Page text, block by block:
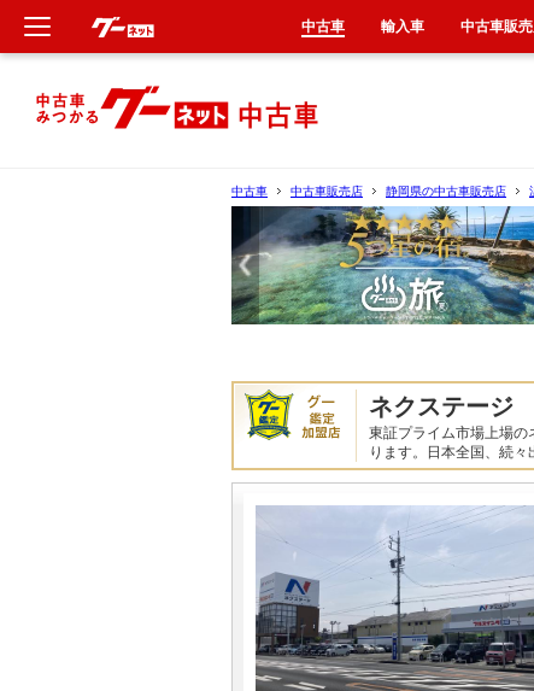
中古車 中古車販売店 静岡県の中古車販売店
ネクステージ
東証プライム市場上場の
ります。日本全国、続々
中古車 輸入車 中古車販
新車